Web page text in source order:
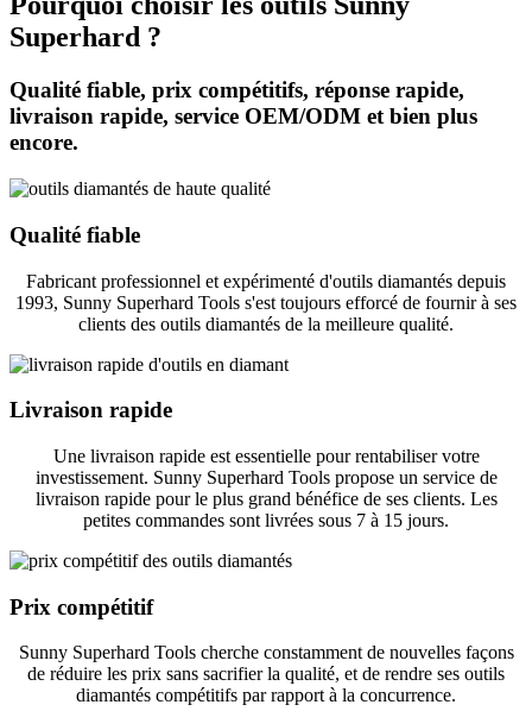
Superhard ?
Qualité fiable, prix compétitifs, réponse rapide,
livraison rapide, service OEM/ODM et bien plus
encore.
Qualité fiable
Fabricant professionnel et expérimenté d'outils diamantés depuis
1993, Sunny Superhard Tools s'est toujours efforcé de fournir à ses
clients des outils diamantés de la meilleure qualité.
Livraison rapide
Une livraison rapide est essentielle pour rentabiliser votre
investissement. Sunny Superhard Tools propose un service de
livraison rapide pour le plus grand bénéfice de ses clients. Les
petites commandes sont livrées sous 7 à 15 jours.
Prix ​​compétitif
Sunny Superhard Tools cherche constamment de nouvelles façons
de réduire les prix sans sacrifier la qualité, et de rendre ses outils
diamantés compétitifs par rapport à la concurrence.